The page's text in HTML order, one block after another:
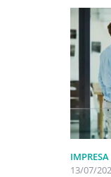
13/07/